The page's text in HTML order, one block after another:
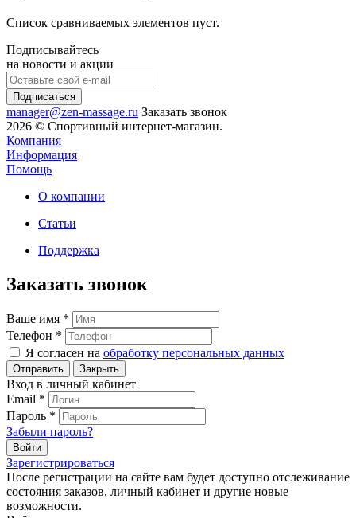
Список сравниваемых элементов пуст.
Подписывайтесь
на новости и акции
manager@zen-massage.ru Заказать звонок
2026 © Спортивный интернет-магазин.
Компания
Информация
Помощь
О компании
Статьи
Поддержка
Заказать звонок
Ваше имя *
Телефон *
Я согласен на обработку персональных данных
Закрыть
Вход в личный кабинет
Email *
Пароль *
Забыли пароль?
Зарегистрироваться
После регистрации на сайте вам будет доступно отслеживание
состояния заказов, личный кабинет и другие новые
возможности.